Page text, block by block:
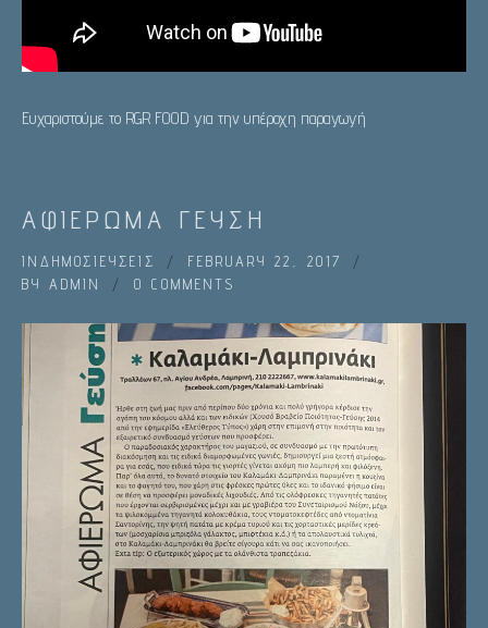
Ευχαριστούμε το RGR FOOD για την υπέροχη παραγωγή
ΑΦΙΕΡΩΜΑ ΓΕΥΣΗ
IN ΔΗΜΟΣΙΕΥΣΕΙΣ
FEBRUARY 22, 2017
BY ADMIN 0 COMMENTS